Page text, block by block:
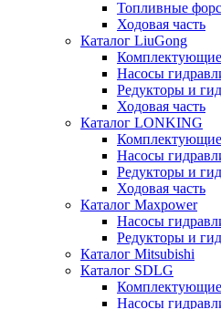
Топливные
Ходовая часть
Каталог LiuGong
Насосы
Редукторы и
Ходовая часть
Каталог LONKING
Насосы
Редукторы и
Ходовая часть
Каталог Maxpower
Насосы
Редукторы и
Каталог Mitsubishi
Каталог SDLG
Насосы